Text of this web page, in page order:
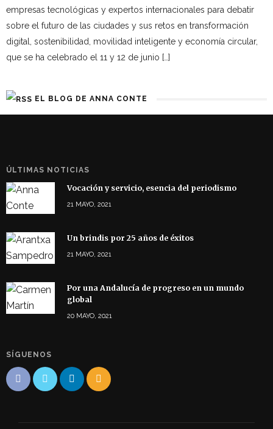
empresas tecnológicas y expertos internacionales para debatir
sobre el futuro de las ciudades y sus retos en transformación
digital, sostenibilidad, movilidad inteligente y economía circular,
que se ha celebrado el 11 y 12 de junio […]
EL BLOG DE ANNA CONTE
ÚLTIMAS NOTICIAS
Vocación y servicio, esencia del periodismo
21 MAYO, 2021
Un brindis por 25 años de éxitos
21 MAYO, 2021
Por una Andalucía de progreso en un mundo
global
20 MAYO, 2021
SÍGUENOS